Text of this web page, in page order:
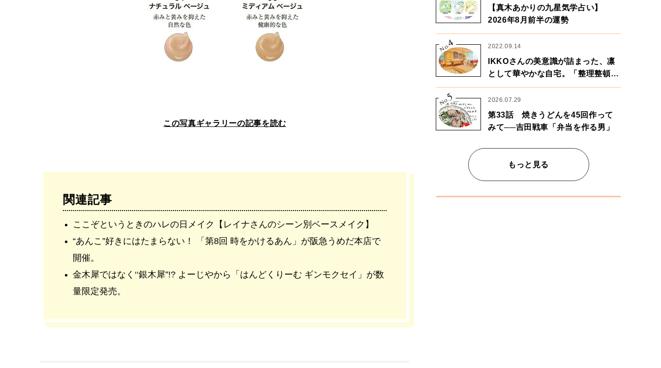
この写真ギャラリーの記事を読む
関連記事
ここぞというときのハレの日メイク【レイナさんのシーン別ベースメイク】
“あんこ”好きにはたまらない！ 「第8回 時をかけるあん」が阪急うめだ本店で
開催。
金木犀ではなく‘‘銀木犀”!? よーじやから「はんどくりーむ ギンモクセイ」が数
量限定発売。
【真木あかりの九星気学占い】
2026年8月前半の運勢
No.
4 2022.09.14
IKKOさんの美意識が詰まった、凛
として華やかな自宅。「整理整頓は
心のリズムが乱されないための作
業」。
No.
5 2026.07.29
第33話 焼きうどんを45回作って
みて──吉田戦車「弁当を作る男」
もっと見る